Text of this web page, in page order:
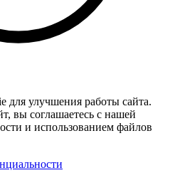
улучшения работы сайта.
вы соглашаетесь с нашей
и использованием файлов